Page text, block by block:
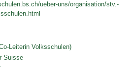
ueber-uns/organisation/stv.-
Leiterin Volksschulen)
Suisse